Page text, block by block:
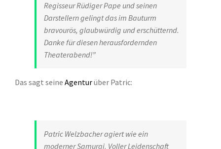
Regisseur Rüdiger Pape und seinen
Darstellern gelingt das im Bauturm
bravourös, glaubwürdig und erschütternd.
Danke für diesen herausfordernden
Theaterabend!”
Das sagt seine Agenturüber Patric:
Patric Welzbacher agiert wie ein
moderner Samurai. Voller Leidenschaft